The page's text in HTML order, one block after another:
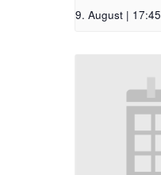
9. August | 17:45